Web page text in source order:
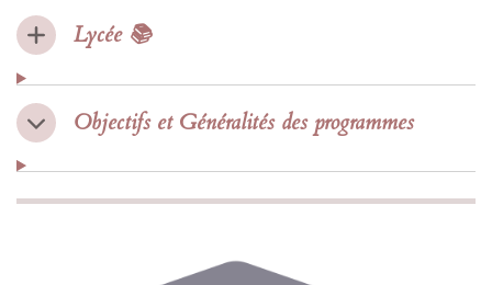
Lycée 📚
Objectifs et Généralités des programmes